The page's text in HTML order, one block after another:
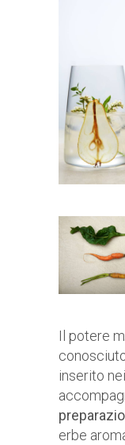
Il potere
inserito
erbe